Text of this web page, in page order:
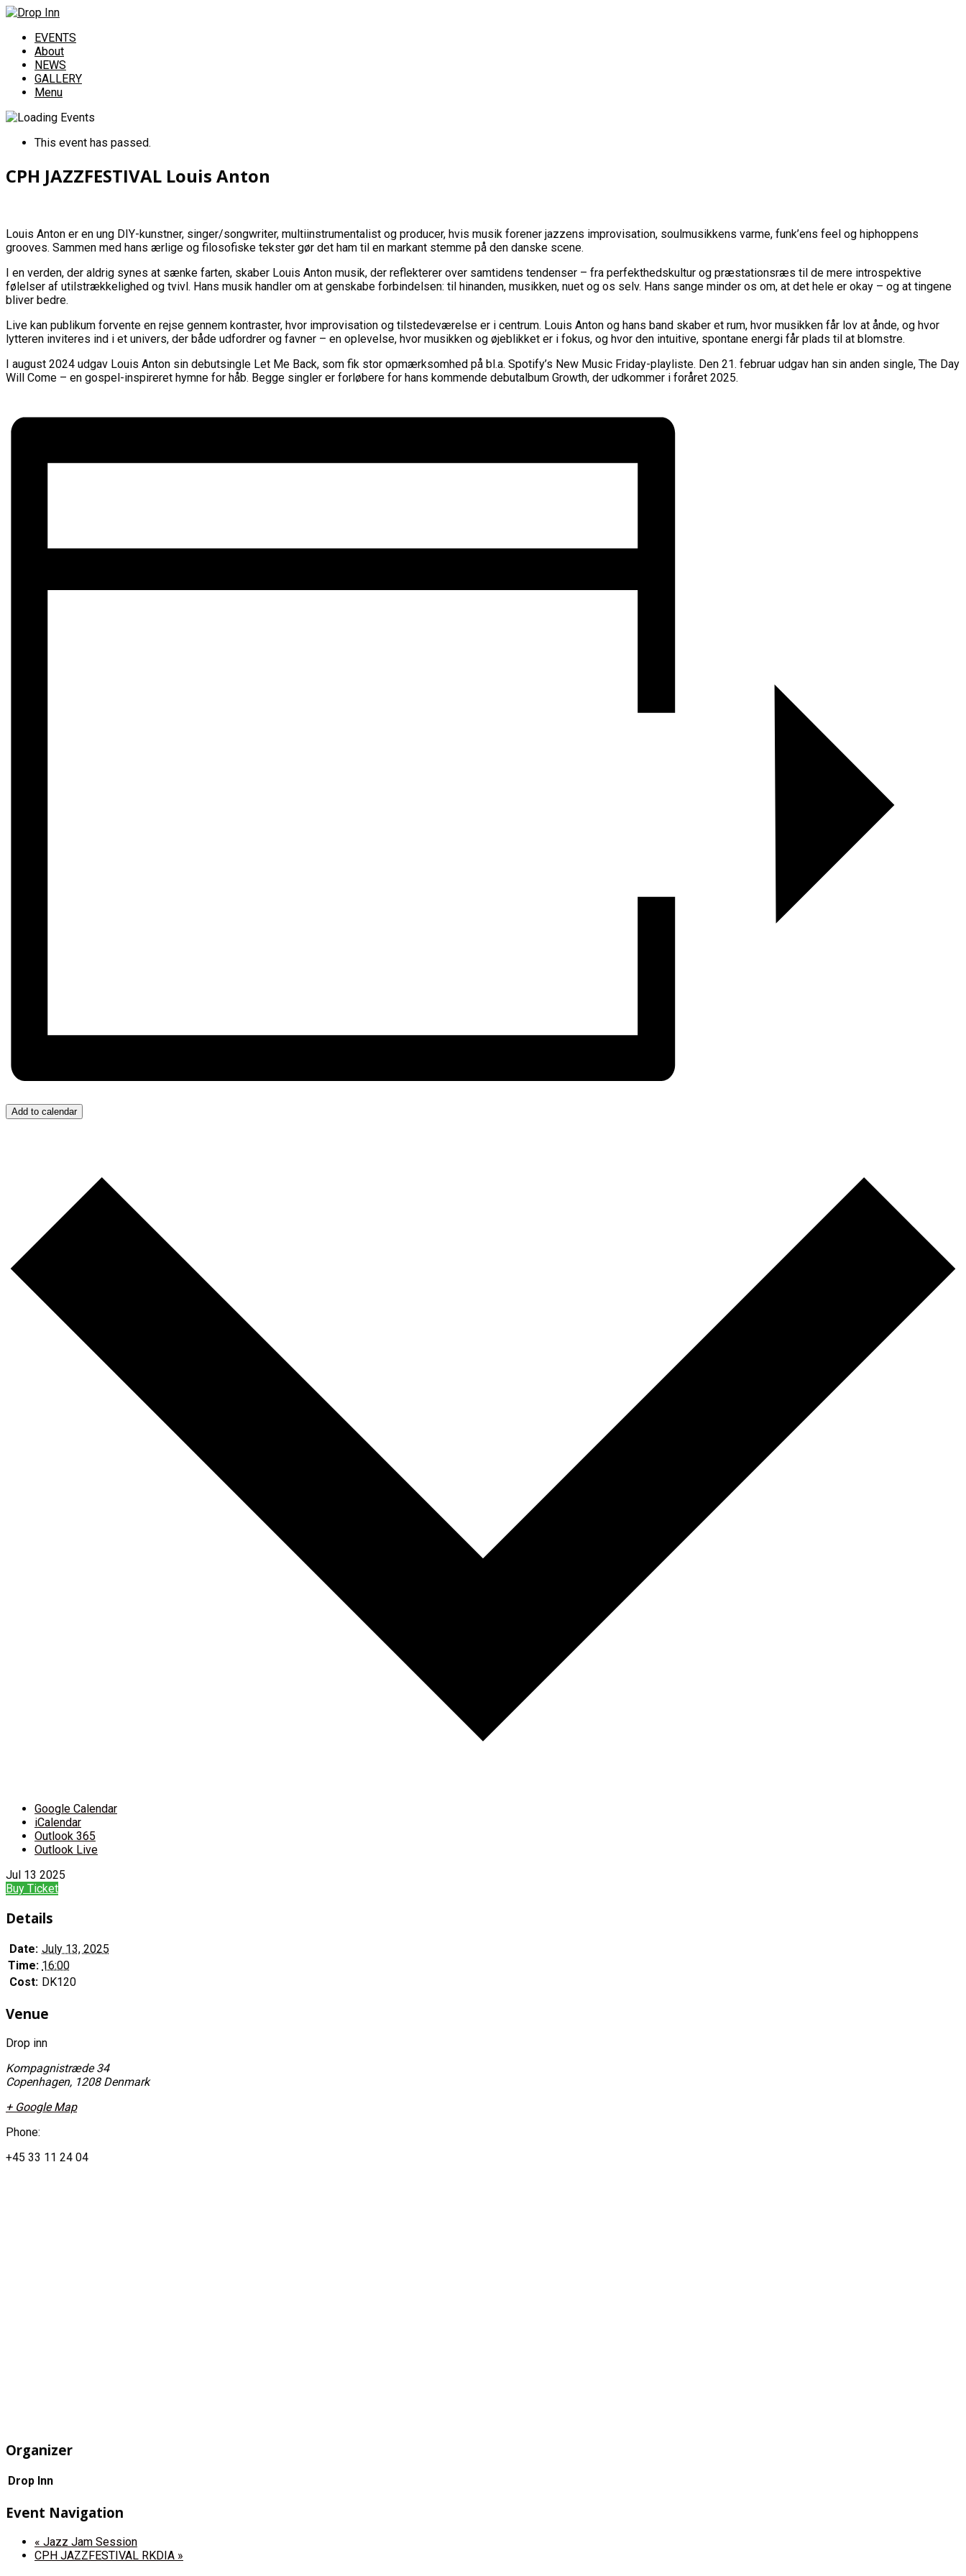
EVENTS
About
NEWS
GALLERY
Menu
This event has passed.
CPH JAZZFESTIVAL Louis Anton
Louis Anton er en ung DIY-kunstner, singer/songwriter, multiinstrumentalist og producer, hvis musik forener jazzens improvisation, soulmusikkens varme, funk’ens feel og hiphoppens
grooves. Sammen med hans ærlige og filosofiske tekster gør det ham til en markant stemme på den danske scene.
I en verden, der aldrig synes at sænke farten, skaber Louis Anton musik, der reflekterer over samtidens tendenser – fra perfekthedskultur og præstationsræs til de mere introspektive
følelser af utilstrækkelighed og tvivl. Hans musik handler om at genskabe forbindelsen: til hinanden, musikken, nuet og os selv. Hans sange minder os om, at det hele er okay – og at tingene
bliver bedre.
Live kan publikum forvente en rejse gennem kontraster, hvor improvisation og tilstedeværelse er i centrum. Louis Anton og hans band skaber et rum, hvor musikken får lov at ånde, og hvor
lytteren inviteres ind i et univers, der både udfordrer og favner – en oplevelse, hvor musikken og øjeblikket er i fokus, og hvor den intuitive, spontane energi får plads til at blomstre.
I august 2024 udgav Louis Anton sin debutsingle Let Me Back, som fik stor opmærksomhed på bl.a. Spotify’s New Music Friday-playliste. Den 21. februar udgav han sin anden single, The Day
Will Come – en gospel-inspireret hymne for håb. Begge singler er forløbere for hans kommende debutalbum Growth, der udkommer i foråret 2025.
Add to calendar
Google Calendar
iCalendar
Outlook 365
Outlook Live
Jul 13 2025
Buy Ticket
Details
Date: July 13, 2025
Time: 16:00
Cost: DK120
Venue
Drop inn
Kompagnistræde 34
Copenhagen, 1208 Denmark
+ Google Map
Phone:
+45 33 11 24 04
Organizer
Drop Inn
Event Navigation
« Jazz Jam Session
CPH JAZZFESTIVAL RKDIA »